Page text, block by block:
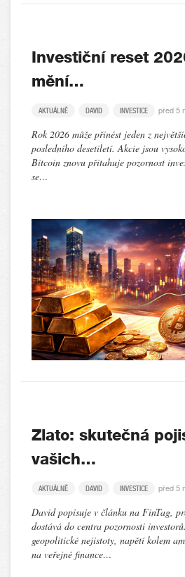
Investiční reset
mění…
AKTUÁLNĚ DAVID INVESTICE před 5
Rok 2026 může přinést jeden z
posledního desetiletí. Akcie jsou
Bitcoin znovu přitahuje pozornost
se…
Zlato: skutečná
vašich…
AKTUÁLNĚ DAVID INVESTICE před 5
David popisuje v článku na FinTag,
dostává do centra pozornosti
geopolitické nejistoty, napětí kolem
na veřejné finance…